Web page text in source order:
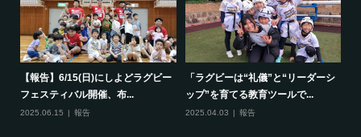
【報告】6/15(日)にしよどラグビー
フェスティバル開催、布...
2025.06.15 報告
「ラグビーは“礼儀”と“リーダーシ
ップ”を育てる教育ツールで...
2025.04.03 報告